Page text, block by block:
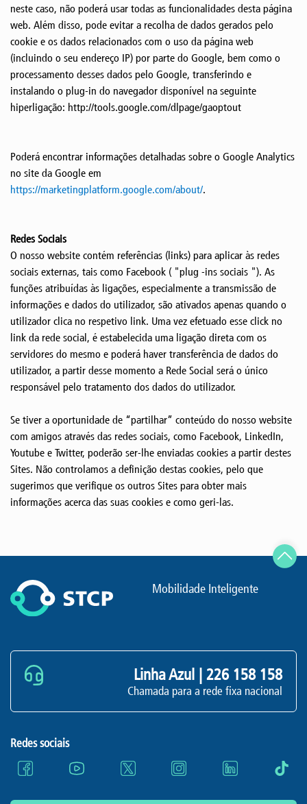
neste caso, não poderá usar todas as funcionalidades desta página
web. Além disso, pode evitar a recolha de dados gerados pelo
cookie e os dados relacionados com o uso da página web
(incluindo o seu endereço IP) por parte do Google, bem como o
processamento desses dados pelo Google, transferindo e
instalando o plug-in do navegador disponível na seguinte
hiperligação: http://tools.google.com/dlpage/gaoptout
Poderá encontrar informações detalhadas sobre o Google Analytics
no site da Google em
https://marketingplatform.google.com/about/.
Redes Sociais
O nosso website contém referências (links) para aplicar às redes
sociais externas, tais como Facebook ( "plug -ins sociais "). As
funções atribuídas às ligações, especialmente a transmissão de
informações e dados do utilizador, são ativados apenas quando o
utilizador clica no respetivo link. Uma vez efetuado esse click no
link da rede social, é estabelecida uma ligação direta com os
servidores do mesmo e poderá haver transferência de dados do
utilizador, a partir desse momento a Rede Social será o único
responsável pelo tratamento dos dados do utilizador.
Se tiver a oportunidade de “partilhar” conteúdo do nosso website
com amigos através das redes sociais, como Facebook, LinkedIn,
Youtube e Twitter, poderão ser-lhe enviadas cookies a partir destes
Sites. Não controlamos a definição destas cookies, pelo que
sugerimos que verifique os outros Sites para obter mais
informações acerca das suas cookies e como geri-las.
Mobilidade Inteligente
Linha Azul | 226 158 158
Chamada para a rede fixa nacional
Redes sociais